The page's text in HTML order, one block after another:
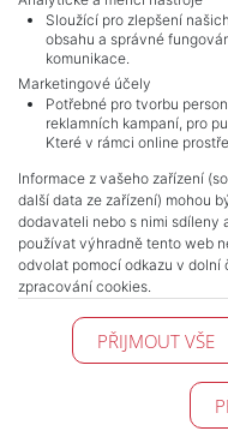
Sloužící pro zlepšení
obsahu a správné
komunikace.
Marketingové účely
Potřebné pro tvorbu
reklamních kampaní, pro
Které v rámci online
Informace z vašeho zařízení
další data ze zařízení) mohou
dodavateli nebo s nimi sdíleny
používat výhradně tento web
odvolat pomocí odkazu v dolní
zpracování cookies.
PŘIJMOUT VŠE